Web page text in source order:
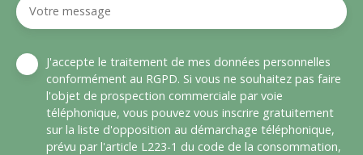
Votre message
J'accepte le traitement de mes données personnelles
conformément au RGPD. Si vous ne souhaitez pas faire
l'objet de prospection commerciale par voie
téléphonique, vous pouvez vous inscrire gratuitement
sur la liste d'opposition au démarchage téléphonique,
prévu par l'article L223-1 du code de la consommation,